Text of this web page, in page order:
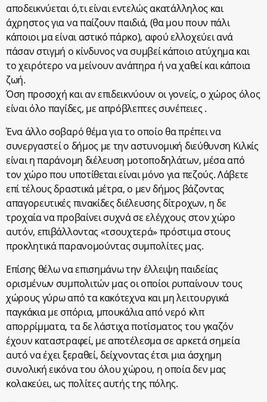
αποδεικνύεται ό,τι είναι εντελώς ακατάλληλος και
άχρηστος για να παίζουν παιδιά, (θα μου πουν πάλι
κάποιοι μα είναι αστικό πάρκο), αφού ελλοχεύει ανά
πάσαν στιγμή ο κίνδυνος να συμβεί κάποιο ατύχημα και
το χειρότερο να μείνουν ανάπηρα ή να χαθεί και κάποια
ζωή.
Όση προσοχή και αν επιδεικνύουν οι γονείς, ο χώρος όλος
είναι όλο παγίδες, με απρόβλεπτες συνέπειες .
Ένα άλλο σοβαρό θέμα για το οποίο θα πρέπει να
συνεργαστεί ο δήμος με την αστυνομική διεύθυνση Κιλκίς
είναι η παράνομη διέλευση μοτοποδηλάτων, μέσα από
τον χώρο που υποτίθεται είναι μόνο για πεζούς. Λάβετε
επί τέλους δραστικά μέτρα, ο μεν δήμος βάζοντας
απαγορευτικές πινακίδες διέλευσης δίτροχων, η δε
τροχαία να προβαίνει συχνά σε ελέγχους στον χώρο
αυτόν, επιβάλλοντας «τσουχτερά» πρόστιμα στους
προκλητικά παρανομούντας συμπολίτες μας.
Επίσης θέλω να επισημάνω την έλλειψη παιδείας
ορισμένων συμπολιτών μας οι οποίοι ρυπαίνουν τους
χώρους γύρω από τα κακότεχνα και μη λειτουργικά
παγκάκια με σπόρια, μπουκάλια από νερό κλπ
απορρίμματα, τα δε λάστιχα ποτίσματος του γκαζόν
έχουν καταστραφεί, με αποτέλεσμα σε αρκετά σημεία
αυτό να έχει ξεραθεί, δείχνοντας έτσι μια άσχημη
συνολική εικόνα του όλου χώρου, η οποία δεν μας
κολακεύει, ως πολίτες αυτής της πόλης.